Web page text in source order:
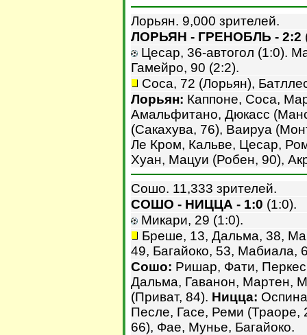
Лорьян. 9,000 зрителей.
ЛОРЬЯН - ГРЕНОБЛЬ - 2:2
Цесар, 36-автогол (1:0).
Гамейро, 90 (2:2).
Соса, 72 (Лорьян),
Лорьян: Каппоне, Соса,
Амальфитано, Дюкасс
(Сакахува, 76), Ваируа
Ле Кром, Кальве, Цесар,
Хуан, Мацуи (Робен, 90),
Сошо. 11,333 зрителей.
СОШО - НИЦЦА - 1:0 (1:0).
Микари, 29 (1:0).
Бреше, 13, Дальма, 38,
49, Багайоко, 53, Мабиала,
Сошо: Ришар, Фати,
Дальма, Гаванон, Мартен,
(Приват, 84). Ницца:
Песле, Гасе, Реми (Траоре,
66), Фае, Мунье, Багайоко.